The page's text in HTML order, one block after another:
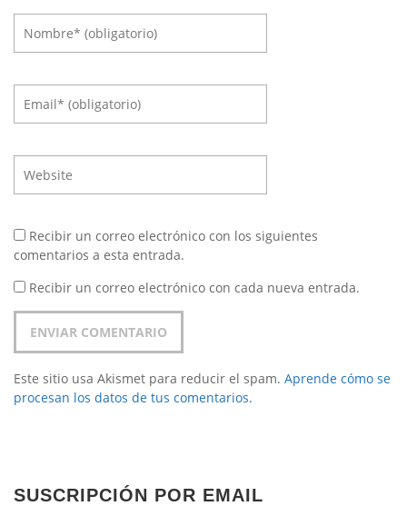
Recibir un correo electrónico con los siguientes
comentarios a esta entrada.
Recibir un correo electrónico con cada nueva entrada.
Este sitio usa Akismet para reducir el spam. Aprende cómo se
procesan los datos de tus comentarios.
SUSCRIPCIÓN POR EMAIL